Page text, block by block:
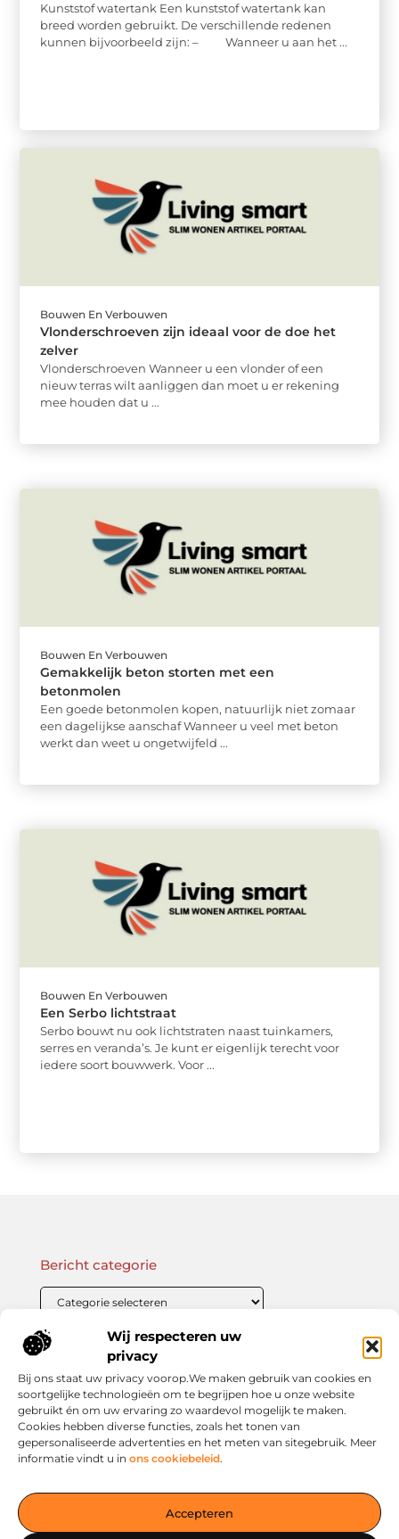
Wij respecteren uw
privacy
Bij ons staat uw privacy voorop.We maken gebruik van cookies en
soortgelijke technologieën om te begrijpen hoe u onze website
gebruikt én om uw ervaring zo waardevol mogelijk te maken.
Cookies hebben diverse functies, zoals het tonen van
gepersonaliseerde advertenties en het meten van sitegebruik. Meer
informatie vindt u in ons cookiebeleid.
Accepteren
Kunststof watertank Een kunststof watertank kan
breed worden gebruikt. De verschillende redenen
kunnen bijvoorbeeld zijn: – Wanneer u aan het ...
Bouwen En Verbouwen
Vlonderschroeven zijn ideaal voor de doe het
zelver
Vlonderschroeven Wanneer u een vlonder of een
nieuw terras wilt aanliggen dan moet u er rekening
mee houden dat u ...
Bouwen En Verbouwen
Gemakkelijk beton storten met een
betonmolen
Een goede betonmolen kopen, natuurlijk niet zomaar
een dagelijkse aanschaf Wanneer u veel met beton
werkt dan weet u ongetwijfeld ...
Bouwen En Verbouwen
Een Serbo lichtstraat
Serbo bouwt nu ook lichtstraten naast tuinkamers,
serres en veranda’s. Je kunt er eigenlijk terecht voor
iedere soort bouwwerk. Voor ...
— Verken prikkelende blogs, slimme inzichten en praktische
tips voor een bewuster en slimmer leven. Alles overzichtelijk
Onze informatie
Bericht categorie